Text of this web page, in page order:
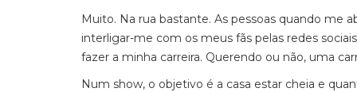
Muito. Na rua bastante. As pessoas quando me
interligar-me com os meus fãs pelas redes
fazer a minha carreira. Querendo ou não, uma
Num show, o objetivo é a casa estar cheia e